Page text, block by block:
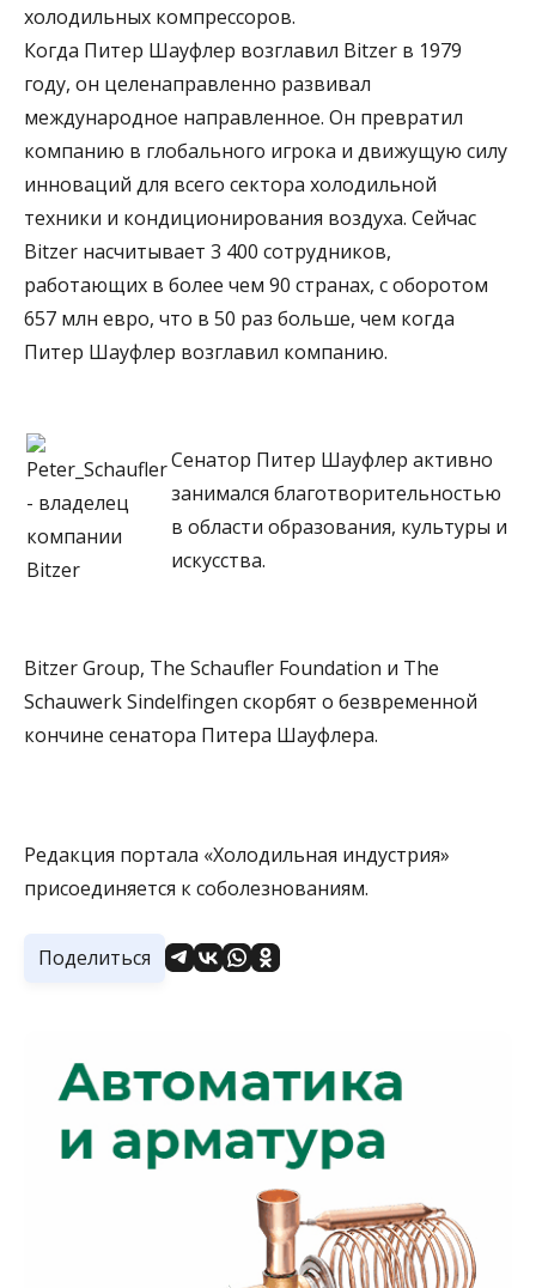
холодильных компрессоров.
Когда Питер Шауфлер возглавил Bitzer в 1979
году, он целенаправленно развивал
международное направленное. Он превратил
компанию в глобального игрока и движущую силу
инноваций для всего сектора холодильной
техники и кондиционирования воздуха. Сейчас
Bitzer насчитывает 3 400 сотрудников,
работающих в более чем 90 странах, с оборотом
657 млн евро, что в 50 раз больше, чем когда
Питер Шауфлер возглавил компанию.
Сенатор Питер Шауфлер активно
занимался благотворительностью
в области образования, культуры и
искусства.
Bitzer Group, The Schaufler Foundation и The
Schauwerk Sindelfingen скорбят о безвременной
кончине сенатора Питера Шауфлера.
Редакция портала «Холодильная индустрия»
присоединяется к соболезнованиям.
Поделиться